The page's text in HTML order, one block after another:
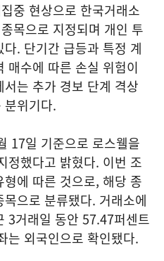
중 현상으로 한국거래소
목으로 지정되며 개인 투
. 단기간 급등과 특정 계
매수에 따른 손실 위험이
는 추가 경보 단계 격상
분위기다.
17일 기준으로 로스웰을
정했다고 밝혔다. 이번 조
에 따른 것으로, 해당 종
으로 분류됐다. 거래소에
3거래일 동안 57.47퍼센트
는 외국인으로 확인됐다.